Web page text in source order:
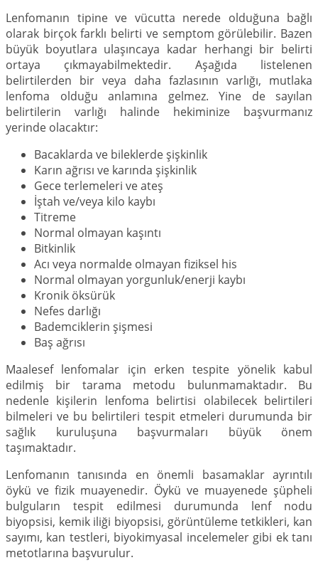
Lenfomanın tipine ve vücutta nerede olduğuna bağlı
olarak birçok farklı belirti ve semptom görülebilir. Bazen
büyük boyutlara ulaşıncaya kadar herhangi bir belirti
ortaya çıkmayabilmektedir. Aşağıda listelenen
belirtilerden bir veya daha fazlasının varlığı, mutlaka
lenfoma olduğu anlamına gelmez. Yine de sayılan
belirtilerin varlığı halinde hekiminize başvurmanız
yerinde olacaktır:
Bacaklarda ve bileklerde şişkinlik
Karın ağrısı ve karında şişkinlik
Gece terlemeleri ve ateş
İştah ve/veya kilo kaybı
Titreme
Normal olmayan kaşıntı
Bitkinlik
Acı veya normalde olmayan fiziksel his
Normal olmayan yorgunluk/enerji kaybı
Kronik öksürük
Nefes darlığı
Bademciklerin şişmesi
Baş ağrısı
Maalesef lenfomalar için erken tespite yönelik kabul
edilmiş bir tarama metodu bulunmamaktadır. Bu
nedenle kişilerin lenfoma belirtisi olabilecek belirtileri
bilmeleri ve bu belirtileri tespit etmeleri durumunda bir
sağlık kuruluşuna başvurmaları büyük önem
taşımaktadır.
Lenfomanın tanısında en önemli basamaklar ayrıntılı
öykü ve fizik muayenedir. Öykü ve muayenede şüpheli
bulguların tespit edilmesi durumunda lenf nodu
biyopsisi, kemik iliği biyopsisi, görüntüleme tetkikleri, kan
sayımı, kan testleri, biyokimyasal incelemeler gibi ek tanı
metotlarına başvurulur.